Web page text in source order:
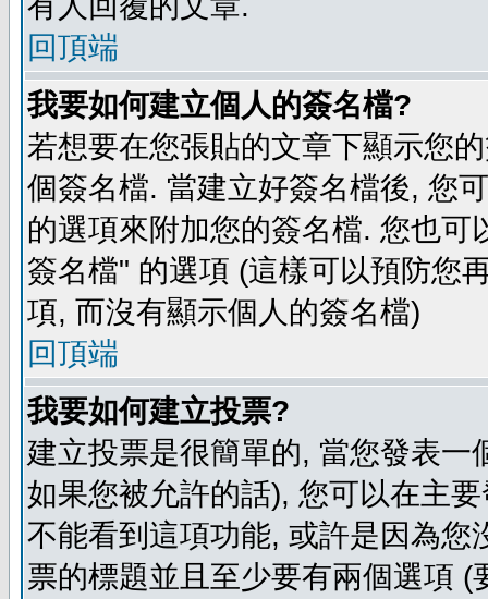
回頂端
我要如何建立個人的簽名檔?
若想要在您張貼的文章下顯示您
個簽名檔. 當建立好簽名檔後, 您
的選項來附加您的簽名檔. 您也
簽名檔" 的選項 (這樣可以預防您
項, 而沒有顯示個人的簽名檔)
回頂端
我要如何建立投票?
建立投票是很簡單的, 當您發表
如果您被允許的話), 您可以在主
不能看到這項功能, 或許是因為
票的標題並且至少要有兩個選項